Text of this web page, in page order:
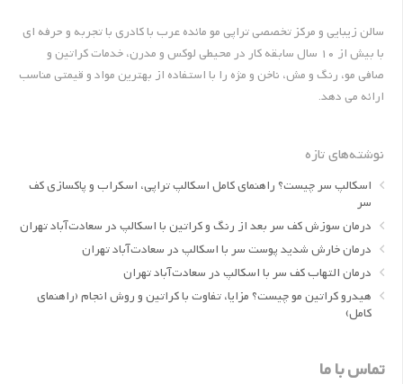
سالن زیبایی و مرکز تخصصی تراپی مو مائده عرب با کادری با تجربه و حرفه ای
با بیش از 10 سال سابقه کار در محیطی لوکس و مدرن، خدمات کراتین و
صافی مو، رنگ و مش، ناخن و مژه را با استفاده از بهترین مواد و قیمتی مناسب
ارائه می دهد.
نوشته‌های تازه
اسکالپ سر چیست؟ راهنمای کامل اسکالپ تراپی، اسکراب و پاکسازی کف
سر
درمان سوزش کف سر بعد از رنگ و کراتین با اسکالپ در سعادت‌آباد تهران
درمان خارش شدید پوست سر با اسکالپ در سعادت‌آباد تهران
درمان التهاب کف سر با اسکالپ در سعادت‌آباد تهران
هیدرو کراتین مو چیست؟ مزایا، تفاوت با کراتین و روش انجام (راهنمای
کامل)
تماس با ما